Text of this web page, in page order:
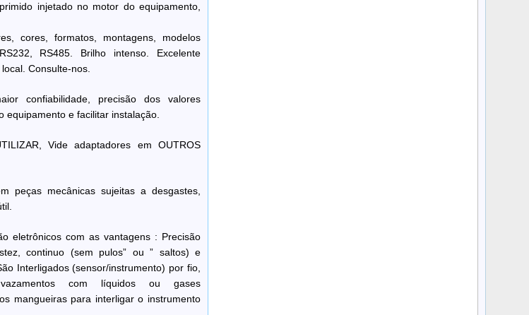
injetado no motor do equipamento,
cores, formatos, montagens, modelos
RS485. Brilho intenso. Excelente
Consulte-nos.
confiabilidade, precisão dos valores
equipamento e facilitar instalação.
Vide adaptadores em OUTROS
peças mecânicas sujeitas a desgastes,
eletrônicos com as vantagens : Precisão
continuo (sem pulos” ou ” saltos) e
Interligados (sensor/instrumento) por fio,
com líquidos ou gases
mangueiras para interligar o instrumento